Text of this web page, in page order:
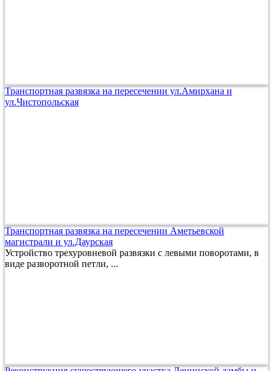
Транспортная развязка на пересечении ул.Амирхана и
ул.Чистопольская
Транспортная развязка на пересечении Аметьевской
магистрали и ул.Даурская
Устройство трехуровневой развязки с левыми поворотами, в
виде разворотной петли, ...